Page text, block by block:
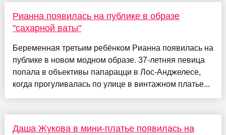
Рианна появилась на публике в образе
"сахарной ваты"
Беременная третьим ребёнком Рианна появилась на
публике в новом модном образе. 37-летняя певица
попала в объективы папарацци в Лос-Анджелесе,
когда прогуливалась по улице в винтажном платье...
Даша Жукова в мини-платье появилась на